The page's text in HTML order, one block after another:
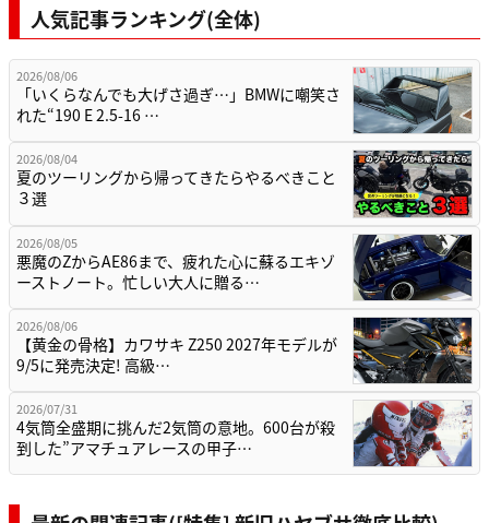
人気記事ランキング(全体)
2026/08/06
「いくらなんでも大げさ過ぎ…」BMWに嘲笑さ
れた“190 E 2.5-16 …
2026/08/04
夏のツーリングから帰ってきたらやるべきこと
３選
2026/08/05
悪魔のZからAE86まで、疲れた心に蘇るエキゾ
ーストノート。忙しい大人に贈る…
2026/08/06
【黄金の骨格】カワサキ Z250 2027年モデルが
9/5に発売決定! 高級…
2026/07/31
4気筒全盛期に挑んだ2気筒の意地。600台が殺
到した”アマチュアレースの甲子…